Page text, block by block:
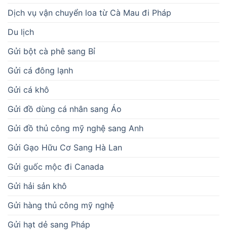
Dịch vụ vận chuyển loa từ Cà Mau đi Pháp
Du lịch
Gửi bột cà phê sang Bỉ
Gửi cá đông lạnh
Gửi cá khô
Gửi đồ dùng cá nhân sang Áo
Gửi đồ thủ công mỹ nghệ sang Anh
Gửi Gạo Hữu Cơ Sang Hà Lan
Gửi guốc mộc đi Canada
Gửi hải sản khô
Gửi hàng thủ công mỹ nghệ
Gửi hạt dẻ sang Pháp